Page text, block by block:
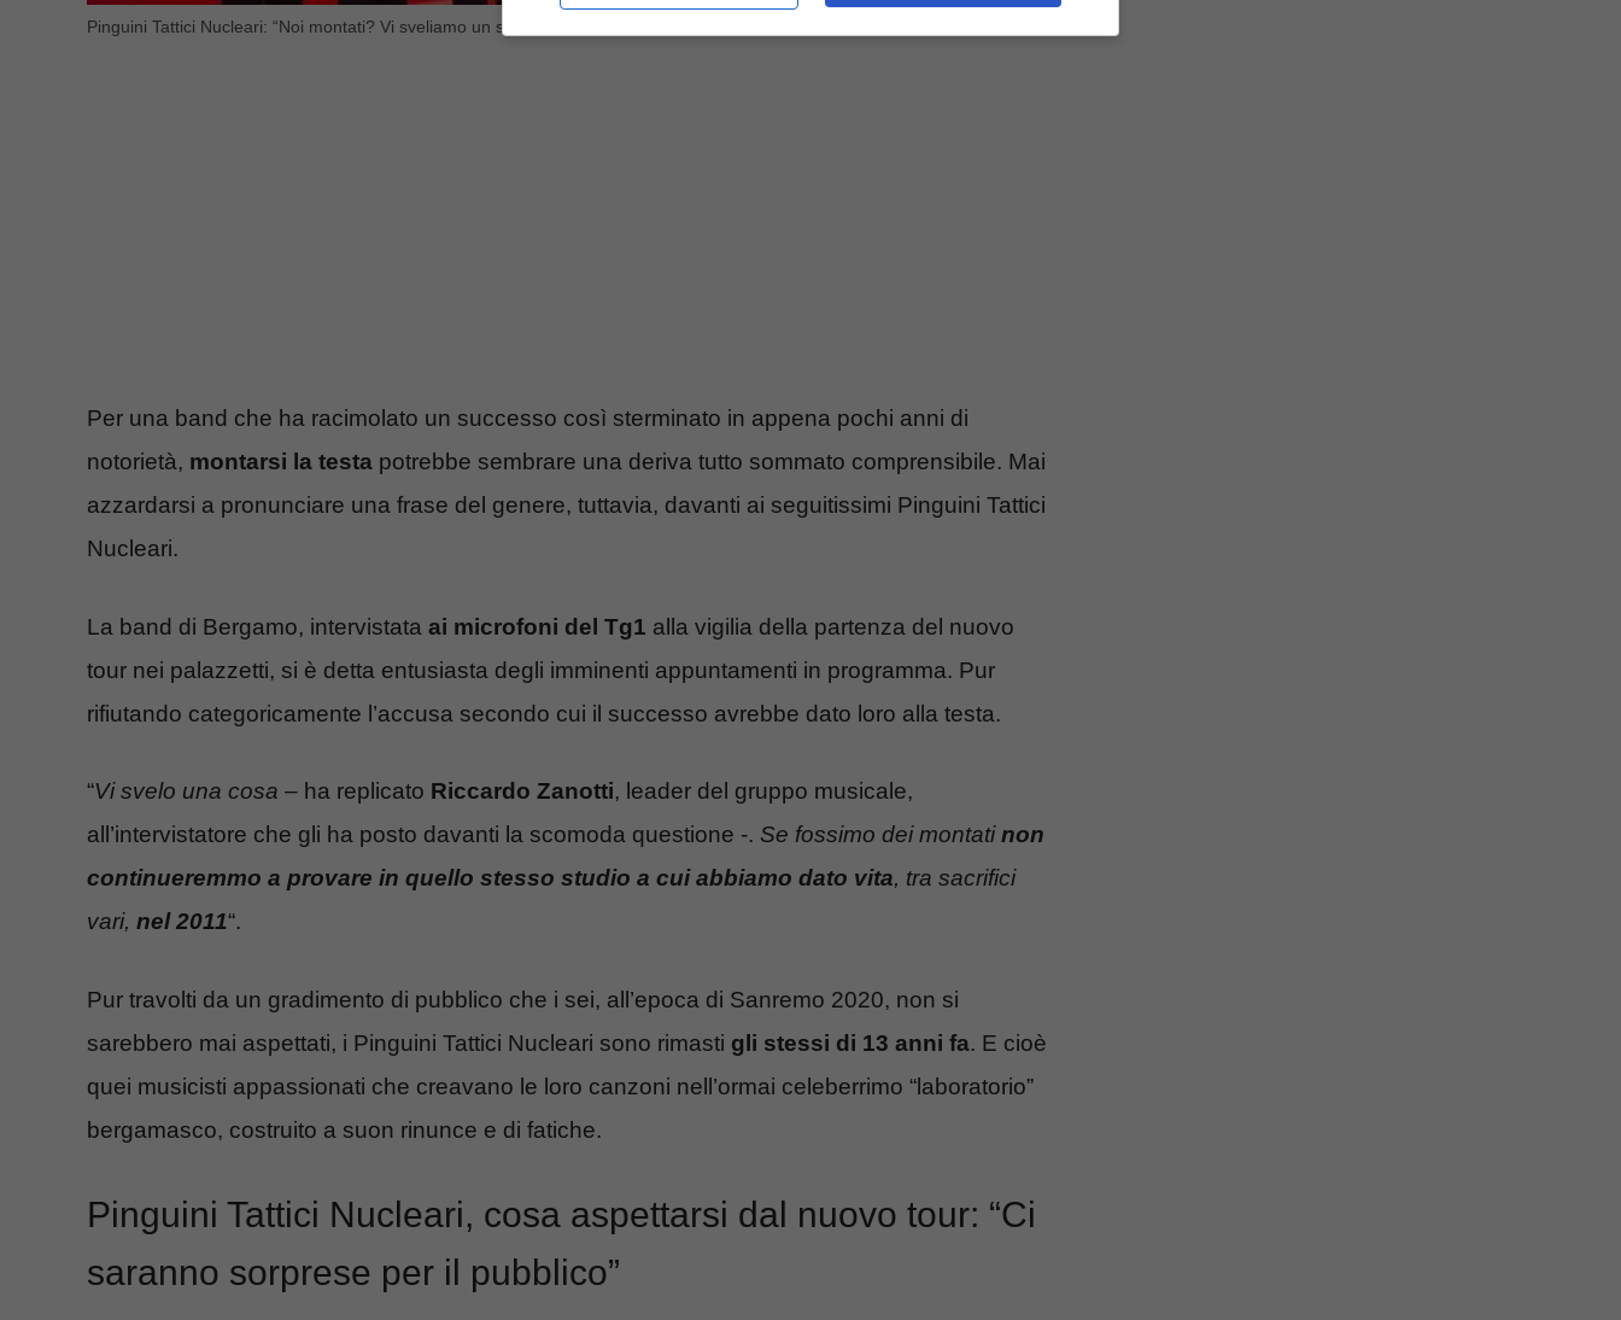
Pinguini Tattici Nucleari: “Noi montati? Vi sveliamo un segreto” – Blueshouse.it
Per una band che ha racimolato un successo così sterminato in appena pochi anni di
notorietà, montarsi la testa potrebbe sembrare una deriva tutto sommato comprensibile. Mai
azzardarsi a pronunciare una frase del genere, tuttavia, davanti ai seguitissimi Pinguini Tattici
Nucleari.
La band di Bergamo, intervistata ai microfoni del Tg1 alla vigilia della partenza del nuovo
tour nei palazzetti, si è detta entusiasta degli imminenti appuntamenti in programma. Pur
rifiutando categoricamente l’accusa secondo cui il successo avrebbe dato loro alla testa.
“Vi svelo una cosa – ha replicato Riccardo Zanotti, leader del gruppo musicale,
all’intervistatore che gli ha posto davanti la scomoda questione -. Se fossimo dei montatinon
continueremmo a provare in quello stesso studio a cui abbiamo dato vita, tra sacrifici
vari, nel 2011“.
Pur travolti da un gradimento di pubblico che i sei, all’epoca di Sanremo 2020, non si
sarebbero mai aspettati, i Pinguini Tattici Nucleari sono rimasti gli stessi di 13 anni fa. E cioè
quei musicisti appassionati che creavano le loro canzoni nell’ormai celeberrimo “laboratorio”
bergamasco, costruito a suon rinunce e di fatiche.
Pinguini Tattici Nucleari, cosa aspettarsi dal nuovo tour: “Ci
saranno sorprese per il pubblico”